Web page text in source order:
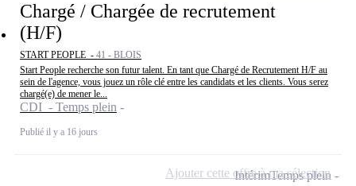
Chargé / Chargée de recrutement
(H/F)
START PEOPLE - 41 - BLOIS
Start People recherche son futur talent. En tant que Chargé de Recrutement H/F au
sein de l'agence, vous jouez un rôle clé entre les candidats et les clients. Vous serez
chargé(e) de mener le...
CDI - Temps plein
Publié il y a 16 jours
IntérimTemps plein
Ajouter cette offre à ma sélection